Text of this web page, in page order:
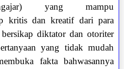
yang mampu
kritis dan kreatif dari para
diktator dan otoriter
yang tidak mudah
fakta bahwasannya